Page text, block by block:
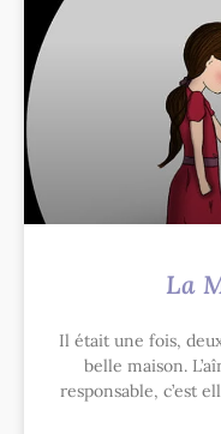
La
Il était une fois,
belle maison.
responsable, c’est